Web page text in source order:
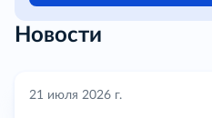
Новости
21 июля 2026 г.